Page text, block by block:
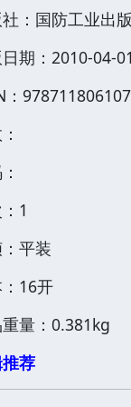
：国防工业出
期：2010-04-01
：
1
平装
16开
量：0.381kg
荐